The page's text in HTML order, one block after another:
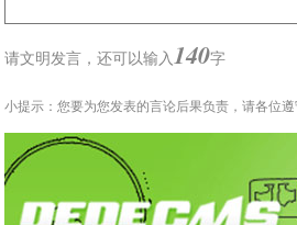
请文明发言，还可以输入 140字
小提示：您要为您发表的言论后果负责，请各位